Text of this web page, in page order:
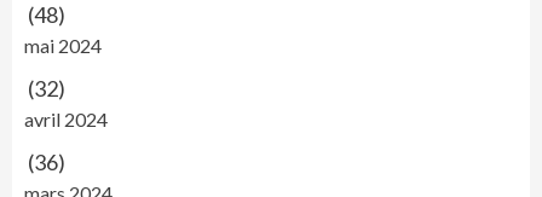
(48)
mai 2024
(32)
avril 2024
(36)